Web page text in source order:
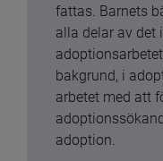
fattas. Barnets
alla delar av det
bakgrund, i
arbetet med att
adoption.